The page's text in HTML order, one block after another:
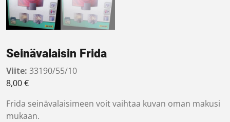
Seinävalaisin Frida
Viite: 33190/55/10
8,00€
Frida seinävalaisimeen voit vaihtaa kuvan oman makusi
mukaan.